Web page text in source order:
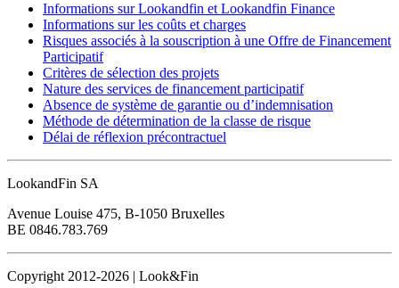
Informations sur Lookandfin et Lookandfin Finance
Informations sur les coûts et charges
Risques associés à la souscription à une Offre de Financement
Participatif
Critères de sélection des projets
Nature des services de financement participatif
Absence de système de garantie ou d’indemnisation
Méthode de détermination de la classe de risque
Délai de réflexion précontractuel
LookandFin SA
Avenue Louise 475, B-1050 Bruxelles
BE 0846.783.769
Copyright 2012-2026 | Look&Fin